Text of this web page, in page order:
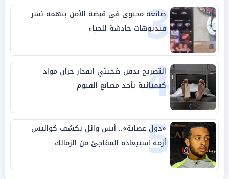
3
صانعة محتوى في قبضة الأمن بتهمة نشر
فيديوهات خادشة للحياء
4
التصريح بدفن ضحيتي انفجار خزان مواد
كيميائية بأحد مصانع الفيوم
5
«دول عصابة».. أنس وائل يكشف كواليس
أزمة استبعاده المفاجئ من الزمالك